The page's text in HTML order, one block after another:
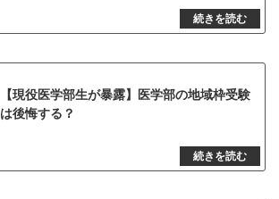
【現役医学部生が暴露】医学部の地域枠受験
は後悔する？